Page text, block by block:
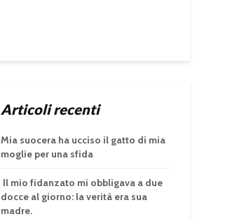
Articoli recenti
Mia suocera ha ucciso il gatto di mia
moglie per una sfida
Il mio fidanzato mi obbligava a due
docce al giorno: la verità era sua
madre.